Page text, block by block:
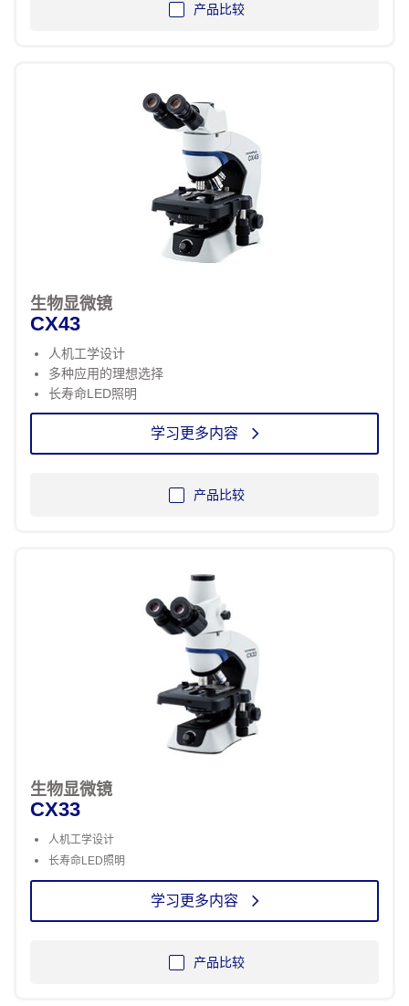
产品比较
生物显微镜
CX43
人机工学设计
多种应用的理想选择
长寿命LED照明
学习更多内容
产品比较
生物显微镜
CX33
人机工学设计
长寿命LED照明
学习更多内容
产品比较